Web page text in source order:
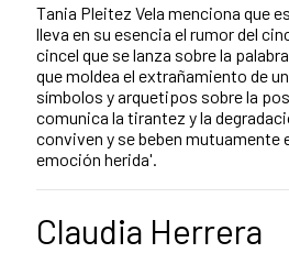
Tania Pleitez Vela menciona que
lleva en su esencia el rumor del
cincel que se lanza sobre la
que moldea el extrañamiento de
símbolos y arquetipos sobre la
comunica la tirantez y la
conviven y se beben mutuamente
emoción herida'.
Claudia Herrera